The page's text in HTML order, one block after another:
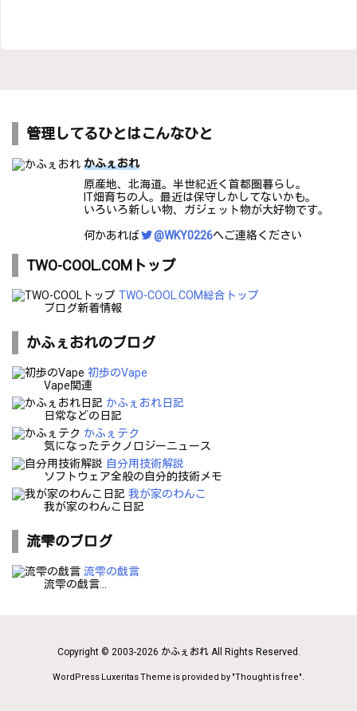
管理してるひとはこんなひと
かふぇおれ
原産地、北海道。半世紀近く首都圏暮らし。
IT畑育ちの人。最近は保守しかしてないかも。
いろいろ新しい物、ガジェット物が大好物です。
何かあれば
@WKY0226へご連絡ください
TWO-COOL.COMトップ
TWO-COOL.COM総合トップ
ブログ新着情報
かふぇおれのブログ
初歩のVape
Vape関連
かふぇおれ日記
日常などの日記
かふぇテク
気になったテクノロジーニュース
自分用技術解説
ソフトウェア全般の自分的技術メモ
我が家のわんこ
我が家のわんこ日記
流雫のブログ
流雫の戯言
流雫の戯言...
Copyright © 2003-2026 かふぇおれAll Rights Reserved.
WordPress Luxeritas Theme is provided by "Thought is free".